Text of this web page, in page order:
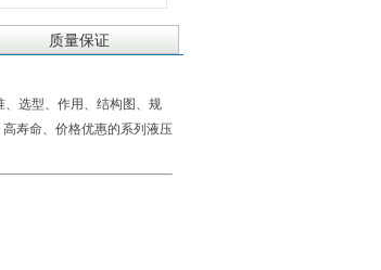
质量保证
、选型、作用、结构图、规
寿命、价格优惠的系列液压